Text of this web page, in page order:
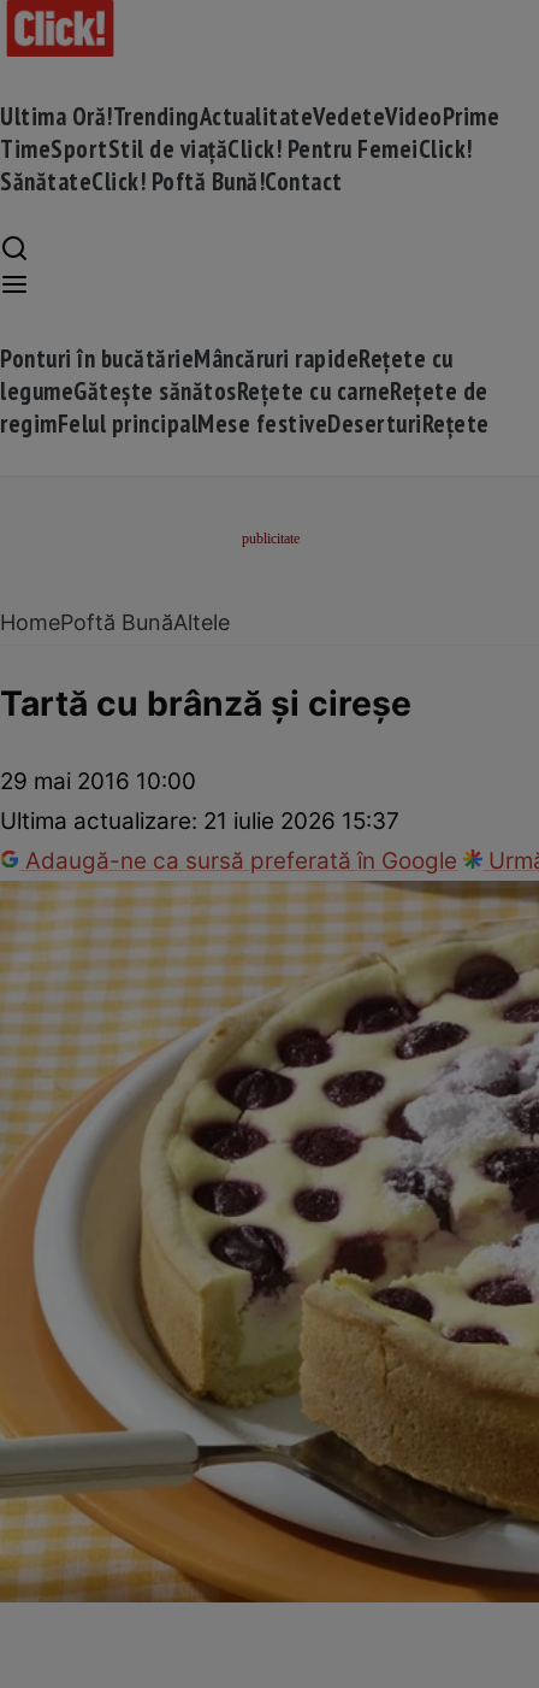
Ultima Oră!TrendingActualitateVedeteVideoPrime
TimeSportStil de viațăClick! Pentru FemeiClick!
SănătateClick! Poftă Bună!Contact
Ponturi în bucătărieMâncăruri rapideRețete cu
legumeGătește sănătosRețete cu carneRețete de
regimFelul principalMese festiveDeserturiRețete
HomePoftă BunăAltele
Tartă cu brânză şi cireşe
29 mai 2016 10:00
Ultima actualizare: 21 iulie 2026 15:37
Adaugă-ne ca sursă preferată în Google